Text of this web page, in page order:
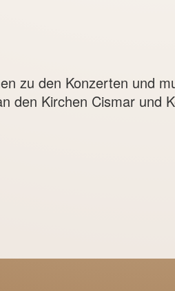
zu den Konzerten und
den Kirchen Cismar und